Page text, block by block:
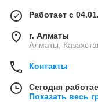
Работает с
г. Алматы
Алматы,
Контакты
Сегодня
Показать весь